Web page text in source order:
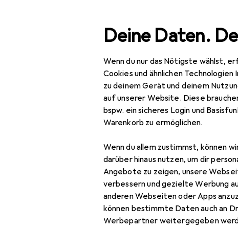
Deine Daten.
Wenn du nur das Nötigste wählst,
Cookies und ähnlichen
zu deinem Gerät und deinem
auf unserer Website. Diese
bspw. ein sicheres Login und
Warenkorb zu ermöglichen.
Wenn du allem zustimmst, können
darüber hinaus nutzen, um dir
Angebote zu zeigen, unsere
verbessern und gezielte Werbung
anderen Webseiten oder Apps
können bestimmte Daten auch an
Werbepartner weitergegeben
Navigation nach KategorienGesamtsortiment Haushalt Küche
Zubehör für
Hier findest du passendes
und Untersetzer.